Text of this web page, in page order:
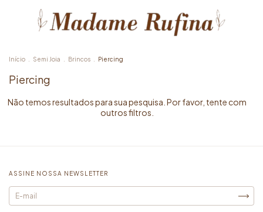
Início Semi Joia Brincos Piercing
Piercing
Não temos resultados para sua pesquisa. Por favor, tente com
outros filtros.
ASSINE NOSSA NEWSLETTER